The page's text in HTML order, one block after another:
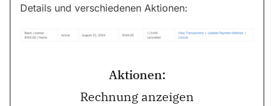
Details und verschiedenen Aktionen:
Aktionen:
Rechnung anzeigen